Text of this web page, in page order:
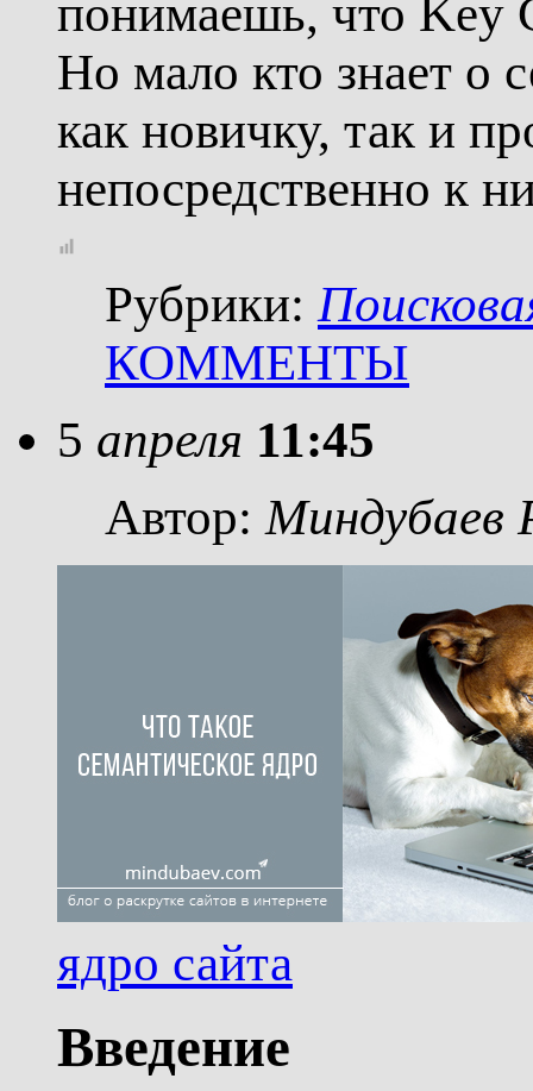
понимаешь, что Key
Но мало кто знает о
как новичку, так и
непосредственно к
Рубрики:
КОММЕНТЫ
5 апреля 11:45
Автор: Миндубаев
ядро сайта
Введение